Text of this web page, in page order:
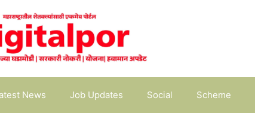
News Job Updates Social Scheme